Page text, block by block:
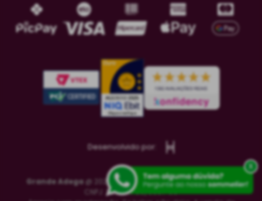
x
Desenvolvido por:
Grande Adega @ 2021-2023 Todos os direitos reservados
CNPJ: 26.253.785/0001-06